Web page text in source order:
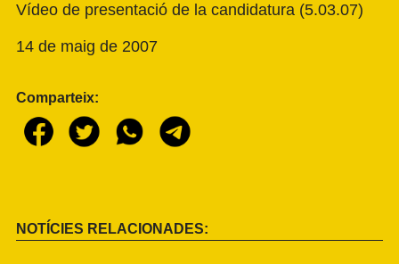
Vídeo de presentació de la candidatura (5.03.07)
14 de maig de 2007
Comparteix:
NOTÍCIES RELACIONADES: